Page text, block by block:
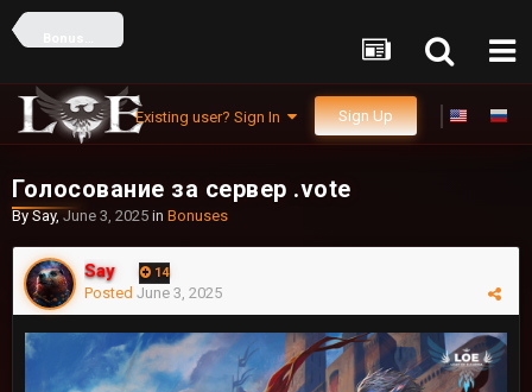
Existing user? Sign In Sign Up
Голосование за сервер .vote
By Say, June 3, 2025 in Bonuses
Say 14
Posted June 3, 2025